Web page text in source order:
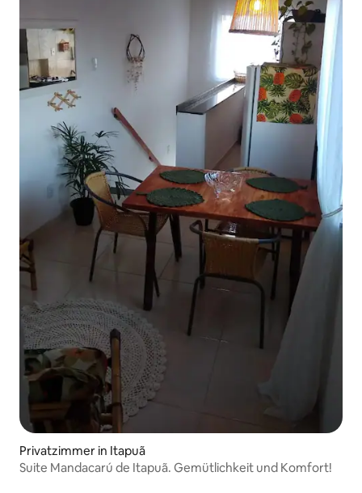
Privatzimmer in Itapuã
Suite Mandacarú de Itapuã. Gemütlichkeit und Komfort!